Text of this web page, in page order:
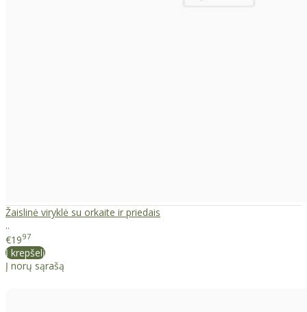
Žaislinė viryklė su orkaite ir priedais
..
€1997
Į krepšelį
Į norų sąrašą